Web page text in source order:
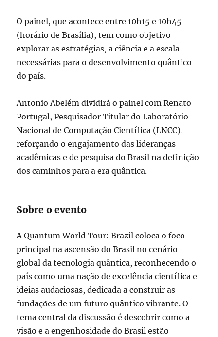
O painel, que acontece entre 10h15 e 10h45
(horário de Brasília), tem como objetivo
explorar as estratégias, a ciência e a escala
necessárias para o desenvolvimento quântico
do país.
Antonio Abelém dividirá o painel com Renato
Portugal, Pesquisador Titular do Laboratório
Nacional de Computação Científica (LNCC),
reforçando o engajamento das lideranças
acadêmicas e de pesquisa do Brasil na definição
dos caminhos para a era quântica.
Sobre o evento
A Quantum World Tour: Brazil coloca o foco
principal na ascensão do Brasil no cenário
global da tecnologia quântica, reconhecendo o
país como uma nação de excelência científica e
ideias audaciosas, dedicada a construir as
fundações de um futuro quântico vibrante. O
tema central da discussão é descobrir como a
visão e a engenhosidade do Brasil estão